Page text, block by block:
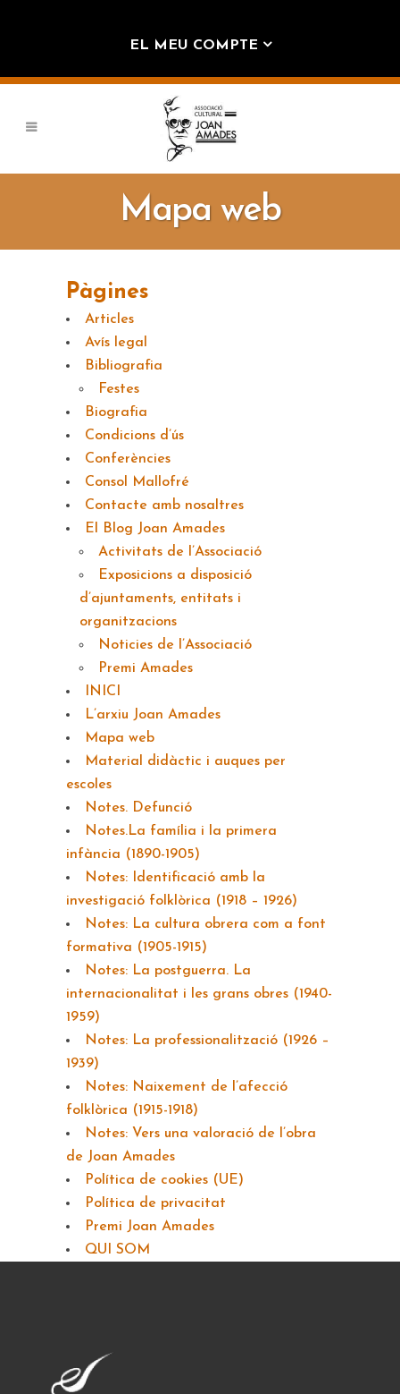
EL MEU COMPTE
Mapa web
Pàgines
Articles
Avís legal
Bibliografia
Festes
Biografia
Condicions d’ús
Conferències
Consol Mallofré
Contacte amb nosaltres
El Blog Joan Amades
Activitats de l’Associació
Exposicions a disposició
d’ajuntaments, entitats i
organitzacions
Noticies de l’Associació
Premi Amades
INICI
L’arxiu Joan Amades
Mapa web
Material didàctic i auques per
escoles
Notes. Defunció
Notes.La família i la primera
infància (1890-1905)
Notes: Identificació amb la
investigació folklòrica (1918 – 1926)
Notes: La cultura obrera com a font
formativa (1905-1915)
Notes: La postguerra. La
internacionalitat i les grans obres (1940-
1959)
Notes: La professionalització (1926 –
1939)
Notes: Naixement de l’afecció
folklòrica (1915-1918)
Notes: Vers una valoració de l’obra
de Joan Amades
Política de cookies (UE)
Política de privacitat
Premi Joan Amades
QUI SOM